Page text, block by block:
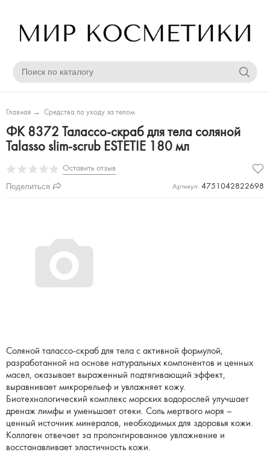
Главная → Средства по уходу за телом
ФК 8372 Талассо-скраб для тела соляной
Talasso slim-scrub ESTETIE 180 мл
Оставить отзыв
Поделиться Артикул: 4751042822698
Соляной талассо-скраб для тела с активной формулой,
разработанной на основе натуральных компонентов и ценных
масел, оказывает выраженный подтягивающий эффект,
выравнивает микрорельеф и увлажняет кожу.
Биотехнологический комплекс морских водорослей улучшает
дренаж лимфы и уменьшает отеки. Соль мертвого моря –
ценный источник минералов, необходимых для здоровья кожи.
Коллаген отвечает за пролонгированное увлажнение и
восстанавливает эластичность кожи.